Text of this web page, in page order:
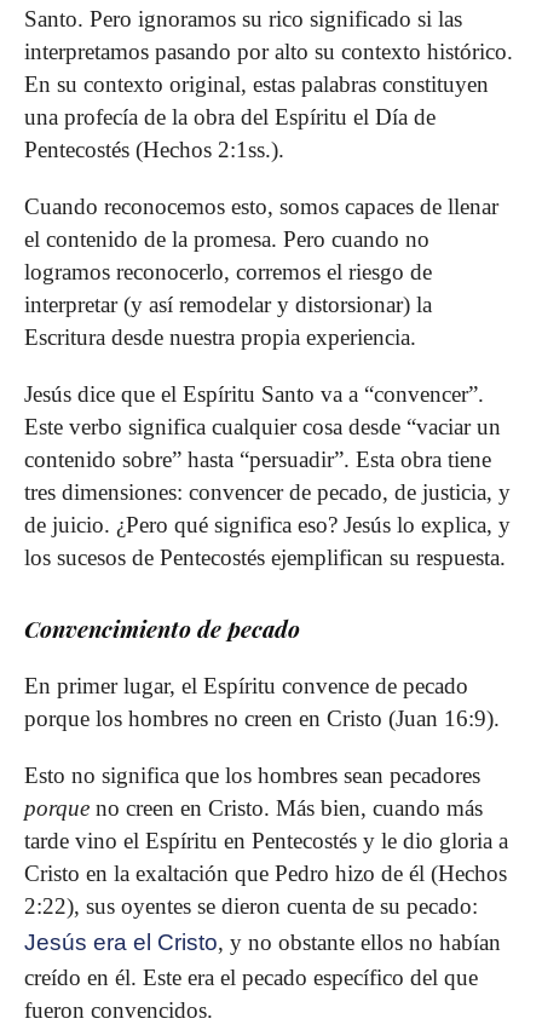
Santo. Pero ignoramos su rico significado si las
interpretamos pasando por alto su contexto histórico.
En su contexto original, estas palabras constituyen
una profecía de la obra del Espíritu el Día de
Pentecostés (Hechos 2:1ss.).
Cuando reconocemos esto, somos capaces de llenar
el contenido de la promesa. Pero cuando no
logramos reconocerlo, corremos el riesgo de
interpretar (y así remodelar y distorsionar) la
Escritura desde nuestra propia experiencia.
Jesús dice que el Espíritu Santo va a “convencer”.
Este verbo significa cualquier cosa desde “vaciar un
contenido sobre” hasta “persuadir”. Esta obra tiene
tres dimensiones: convencer de pecado, de justicia, y
de juicio. ¿Pero qué significa eso? Jesús lo explica, y
los sucesos de Pentecostés ejemplifican su respuesta.
Convencimiento de pecado
En primer lugar, el Espíritu convence de pecado
porque los hombres no creen en Cristo (Juan 16:9).
Esto no significa que los hombres sean pecadores
porque no creen en Cristo. Más bien, cuando más
tarde vino el Espíritu en Pentecostés y le dio gloria a
Cristo en la exaltación que Pedro hizo de él (Hechos
2:22), sus oyentes se dieron cuenta de su pecado:
Jesús era el Cristo, y no obstante ellos no habían
creído en él. Este era el pecado específico del que
fueron convencidos.